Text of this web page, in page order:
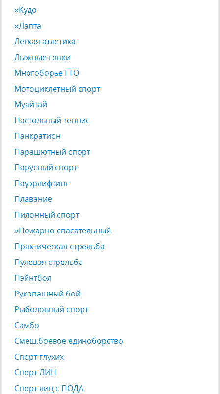
»Кудо
»Лапта
Легкая атлетика
Лыжные гонки
Многоборье ГТО
Мотоциклетный спорт
Муайтай
Настольный теннис
Панкратион
Парашютный спорт
Парусный спорт
Пауэрлифтинг
Плавание
Пилонный спорт
»Пожарно-спасательный
Практическая стрельба
Пулевая стрельба
Пэйнтбол
Рукопашный бой
Рыболовный спорт
Самбо
Смеш.боевое единоборство
Спорт глухих
Спорт ЛИН
Спорт лиц с ПОДА